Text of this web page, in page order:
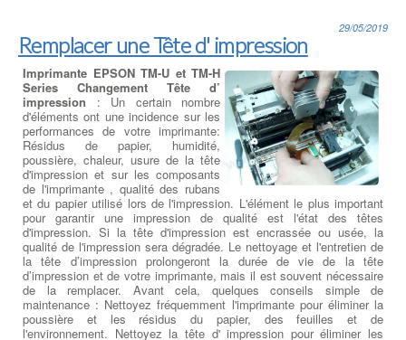
Remplacer une Tête d' impression
29/05/2019
Imprimante EPSON TM-U et TM-H
Series Changement Tête d’
impression : Un certain nombre
d'éléments ont une incidence sur les
performances de votre imprimante:
Résidus de papier, humidité,
poussière, chaleur, usure de la tête
d'impression et sur les composants
de l'imprimante , qualité des rubans
et du papier utilisé lors de l'impression. L'élément le plus important
pour garantir une impression de qualité est l'état des têtes
d'impression. Si la tête d'impression est encrassée ou usée, la
qualité de l'impression sera dégradée. Le nettoyage et l'entretien de
la tête d’impression prolongeront la durée de vie de la tête
d’impression et de votre imprimante, mais il est souvent nécessaire
de la remplacer. Avant cela, quelques conseils simple de
maintenance : Nettoyez fréquemment l'imprimante pour éliminer la
poussière et les résidus du papier, des feuilles et de
l'environnement. Nettoyez la tête d' impression pour éliminer les